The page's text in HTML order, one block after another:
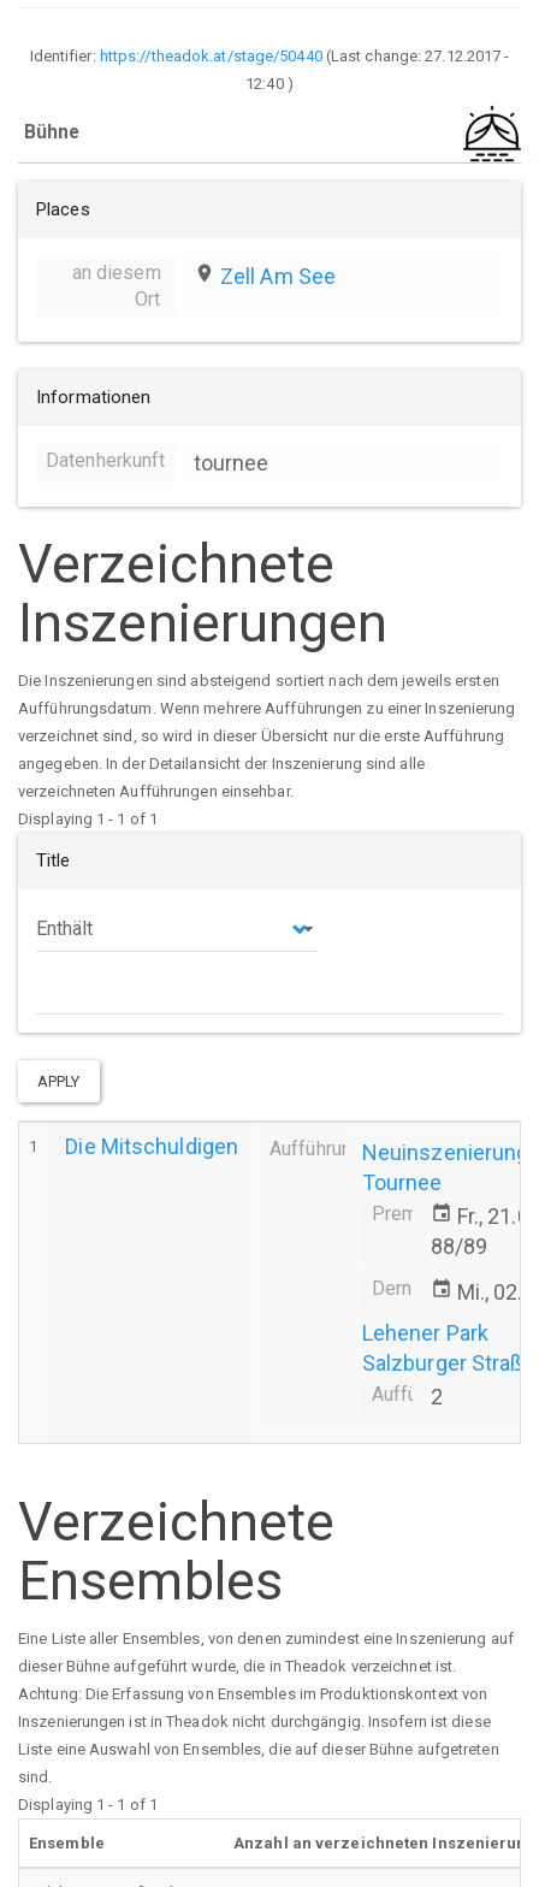
Identifier: https://theadok.at/stage/50440(Last change:27.12.2017 -
12:40)
Bühne
Places
an diesem
Ort
place Zell Am See
Informationen
Datenherkunft tournee
Verzeichnete
Inszenierungen
Die Inszenierungen sind absteigend sortiert nach dem jeweils ersten
Aufführungsdatum. Wenn mehrere Aufführungen zu einer Inszenierung
verzeichnet sind, so wird in dieser Übersicht nur die erste Aufführung
angegeben. In der Detailansicht der Inszenierung sind alle
verzeichneten Aufführungen einsehbar.
Displaying 1 - 1 of 1
Title
Operator
APPLY
1 Die Mitschuldigen Aufführung Neuinszenierung
Tournee
Premiere
event Fr.,
88/89
Derniere
event Mi.,
Lehener Park
Salzburger
Aufführungsanzahl
2
Verzeichnete
Ensembles
Eine Liste aller Ensembles, von denen zumindest eine Inszenierung auf
dieser Bühne aufgeführt wurde, die in Theadok verzeichnet ist.
Achtung: Die Erfassung von Ensembles im Produktionskontext von
Inszenierungen ist in Theadok nicht durchgängig. Insofern ist diese
Liste eine Auswahl von Ensembles, die auf dieser Bühne aufgetreten
sind.
Displaying 1 - 1 of 1
Ensemble Anzahl an verzeichneten